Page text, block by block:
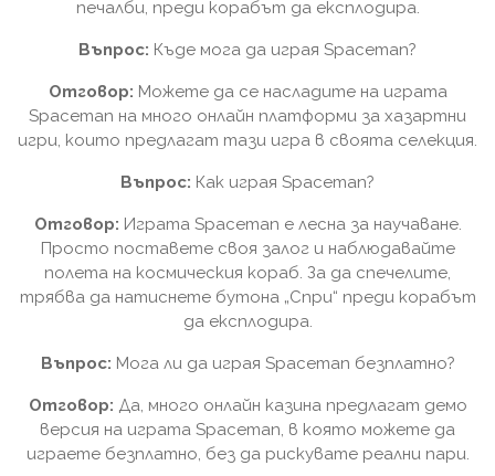
печалби, преди корабът да експлодира.
Въпрос: Къде мога да играя Spaceman?
Отговор: Можете да се насладите на играта
Spaceman на много онлайн платформи за хазартни
игри, които предлагат тази игра в своята селекция.
Въпрос: Как играя Spaceman?
Отговор: Играта Spaceman е лесна за научаване.
Просто поставете своя залог и наблюдавайте
полета на космическия кораб. За да спечелите,
трябва да натиснете бутона „Спри“ преди корабът
да експлодира.
Въпрос: Мога ли да играя Spaceman безплатно?
Отговор: Да, много онлайн казина предлагат демо
версия на играта Spaceman, в която можете да
играете безплатно, без да рискувате реални пари.